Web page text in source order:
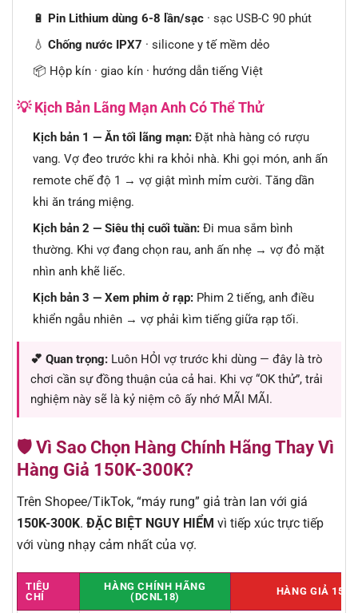
🔋 Pin Lithium dùng 6-8 lần/sạc· sạc USB-C 90 phút
💧 Chống nước IPX7 · silicone y tế mềm dẻo
📦 Hộp kín · giao kín · hướng dẫn tiếng Việt
💡 Kịch Bản Lãng Mạn Anh Có Thể Thử
Kịch bản 1 — Ăn tối lãng mạn:Đặt nhà hàng có rượu
vang. Vợ đeo trước khi ra khỏi nhà. Khi gọi món, anh ấn
remote chế độ 1 → vợ giật mình mỉm cười. Tăng dần
khi ăn tráng miệng.
Kịch bản 2 — Siêu thị cuối tuần:Đi mua sắm bình
thường. Khi vợ đang chọn rau, anh ấn nhẹ → vợ đỏ mặt
nhìn anh khẽ liếc.
Kịch bản 3 — Xem phim ở rạp:Phim 2 tiếng, anh điều
khiển ngẫu nhiên → vợ phải kìm tiếng giữa rạp tối.
💕 Quan trọng: Luôn HỎI vợ trước khi dùng — đây là trò
chơi cần sự đồng thuận của cả hai. Khi vợ “OK thử”, trải
nghiệm này sẽ là kỷ niệm cô ấy nhớ MÃI MÃI.
🛡️ Vì Sao Chọn Hàng Chính Hãng Thay Vì
Hàng Giả 150K-300K?
Trên Shopee/TikTok, “máy rung” giả tràn lan với giá
150K-300K. ĐẶC BIỆT NGUY HIỂM vì tiếp xúc trực tiếp
với vùng nhạy cảm nhất của vợ.
TIÊU
CHÍ
HÀNG CHÍNH HÃNG
(DCNL18)
HÀNG GIẢ